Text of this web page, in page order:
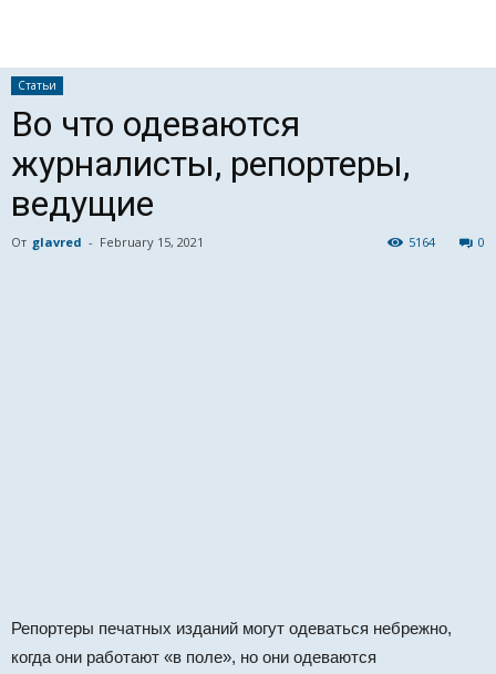
Статьи
Во что одеваются
журналисты, репортеры,
ведущие
От glavred - February 15, 2021 0
5164
Репортеры печатных изданий могут одеваться небрежно,
когда они работают «в поле», но они одеваются